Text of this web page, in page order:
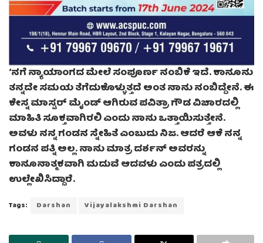
‘ನಗೆ ನ್ಯಾಯಾಂಗದ ಮೇಲೆ ಸಂಪೂರ್ಣ ನಂಬಿಕೆ ಇದೆ. ಕಾನೂನು
ತನ್ನದೇ ಸಮಯ ತೆಗೆದುಕೊಳ್ಳುತ್ತದೆ ಅಂತ ನಾನು ನಂಬಿದ್ದೇನೆ. ಈ
ಕೇಸ್ನ ಮಾಸ್ಟರ್ ಮೈಂಡ್ ಆಗಿರುವ ಪವಿತ್ರಾ ಗೌಡ ವಿಚಾರದಲ್ಲಿ
ಮಾಹಿತಿ ಸೂಕ್ತವಾಗಿರಲಿ ಎಂದು ನಾನು ಒತ್ತಾಯಿಸುತ್ತೇನೆ.
ಅವಳು ನನ್ನ ಗಂಡನ ಸ್ನೇಹಿತೆ ಎಂಬುದು ನಿಜ. ಆದರೆ ಆಕೆ ನನ್ನ
ಗಂಡನ ಪತ್ನಿ ಅಲ್ಲ. ನಾನು ಮಾತ್ರ ದರ್ಶನ್ ಅವರನ್ನು
ಕಾನೂನಾತ್ಮಕವಾಗಿ ಮದುವೆ ಆದವಳು ಎಂದು ಪತ್ರದಲ್ಲಿ
ಉಲ್ಲೇಖಿಸಿದ್ದಾರೆ.
Tags: Darshan Vijayalakshmi Darshan